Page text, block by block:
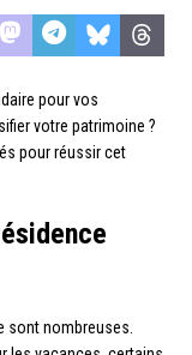
pour vos
votre patrimoine ?
pour réussir cet
sont nombreuses.